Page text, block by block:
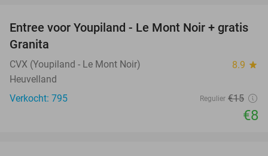
47%
Entree voor Youpiland - Le Mont Noir + gratis
Granita
CVX (Youpiland - Le Mont Noir) 8.9 star
Heuvelland
Verkocht: 795
Regulier €15
€8